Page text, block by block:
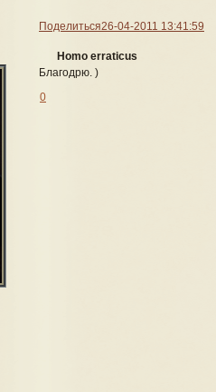
Поделиться26-04-2011 13:41:59
Homo erraticus
Благодрю. )
0